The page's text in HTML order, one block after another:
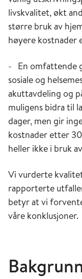
livskva­li­tet, økt
større bruk av
høyere kostnader
- En omfattende
sosiale og
akutt­avde­ling og
muligens bidra til
dager, men gir
kostnader etter
heller ikke i bruk
Vi vurderte
rapporterte
betyr at vi
våre kon­klu­sjoner.